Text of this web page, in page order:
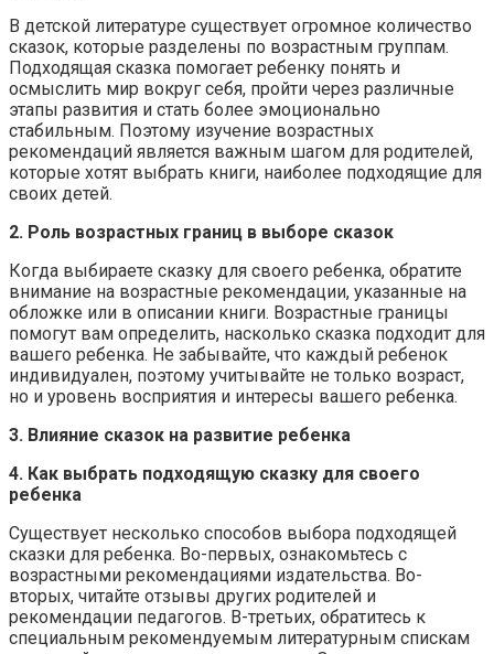
В детской литературе существует огромное количество
сказок, которые разделены по возрастным группам.
Подходящая сказка помогает ребенку понять и
осмыслить мир вокруг себя, пройти через различные
этапы развития и стать более эмоционально
стабильным. Поэтому изучение возрастных
рекомендаций является важным шагом для родителей,
которые хотят выбрать книги, наиболее подходящие для
своих детей.
2. Роль возрастных границ в выборе сказок
Когда выбираете сказку для своего ребенка, обратите
внимание на возрастные рекомендации, указанные на
обложке или в описании книги. Возрастные границы
помогут вам определить, насколько сказка подходит для
вашего ребенка. Не забывайте, что каждый ребенок
индивидуален, поэтому учитывайте не только возраст,
но и уровень восприятия и интересы вашего ребенка.
3. Влияние сказок на развитие ребенка
4. Как выбрать подходящую сказку для своего
ребенка
Существует несколько способов выбора подходящей
сказки для ребенка. Во-первых, ознакомьтесь с
возрастными рекомендациями издательства. Во-
вторых, читайте отзывы других родителей и
рекомендации педагогов. В-третьих, обратитесь к
специальным рекомендуемым литературным спискам